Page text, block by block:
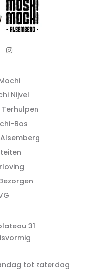
Nijvel
Terhulpen
Bos
31
tot zaterdag